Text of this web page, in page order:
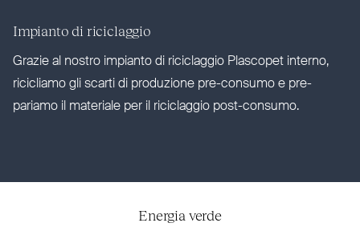
Impianto di riciclaggio
Grazie al nostro impianto di rici­claggio Plascopet interno,
ricicliamo gli scarti di pro­duzione pre-consumo e pre­
pariamo il materiale per il rici­claggio post-consumo.
Energia verde